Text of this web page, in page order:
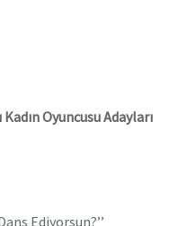
Kadın Oyuncusu Adayları
Ediyorsun?’’